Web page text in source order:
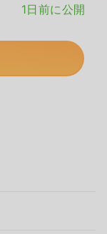
1日前に公開